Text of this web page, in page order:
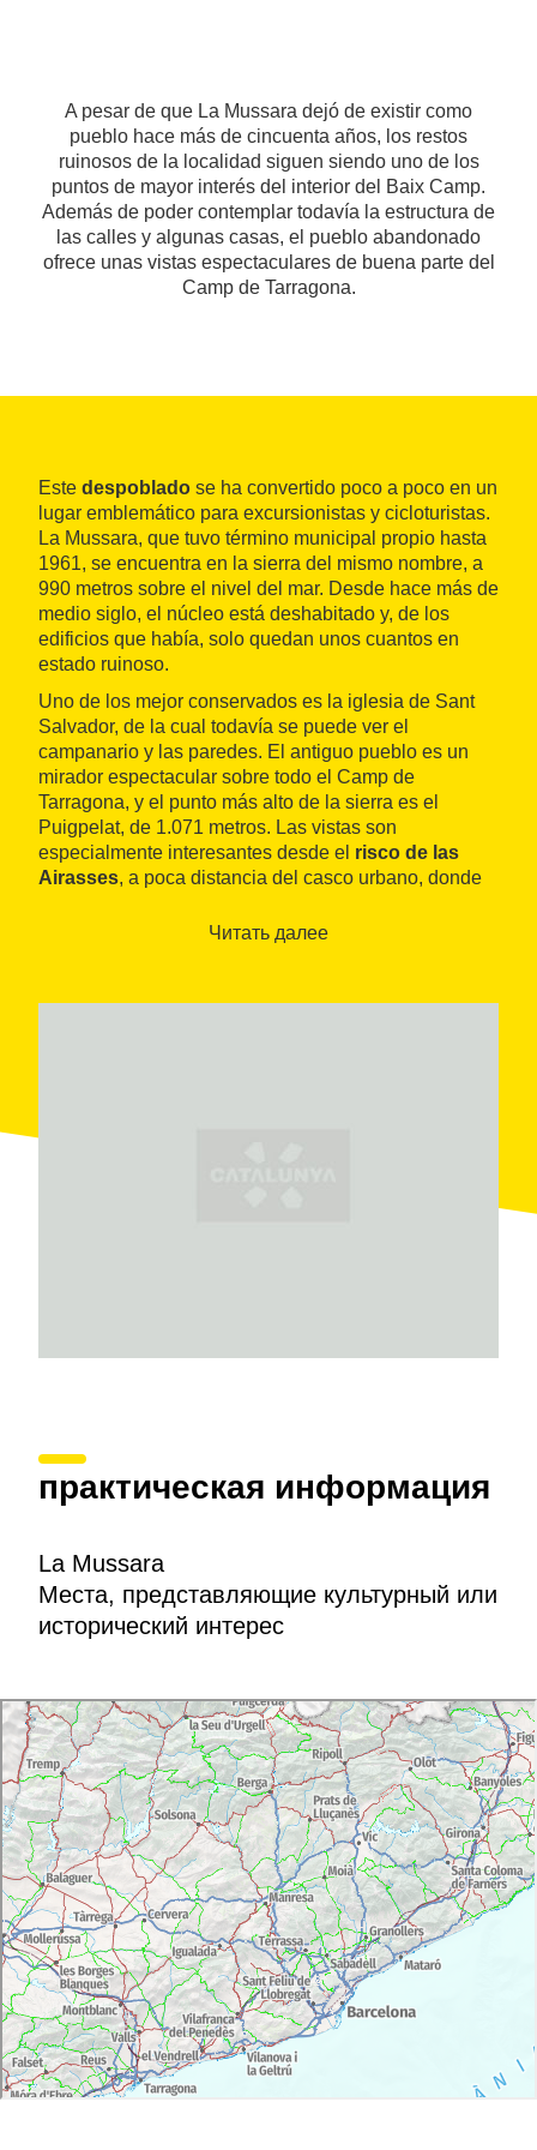
A pesar de que La Mussara dejó de existir como
pueblo hace más de cincuenta años, los restos
ruinosos de la localidad siguen siendo uno de los
puntos de mayor interés del interior del Baix Camp.
Además de poder contemplar todavía la estructura de
las calles y algunas casas, el pueblo abandonado
ofrece unas vistas espectaculares de buena parte del
Camp de Tarragona.
Este despoblado se ha convertido poco a poco en un
lugar emblemático para excursionistas y cicloturistas.
La Mussara, que tuvo término municipal propio hasta
1961, se encuentra en la sierra del mismo nombre, a
990 metros sobre el nivel del mar. Desde hace más de
medio siglo, el núcleo está deshabitado y, de los
edificios que había, solo quedan unos cuantos en
estado ruinoso.
Uno de los mejor conservados es la iglesia de Sant
Salvador, de la cual todavía se puede ver el
campanario y las paredes. El antiguo pueblo es un
mirador espectacular sobre todo el Camp de
Tarragona, y el punto más alto de la sierra es el
Puigpelat, de 1.071 metros. Las vistas son
especialmente interesantes desde el risco de las
Airasses, a poca distancia del casco urbano, donde
1926, ahora en ruinas.Читать далее
практическая информация
La Mussara
Места, представляющие культурный или
исторический интерес